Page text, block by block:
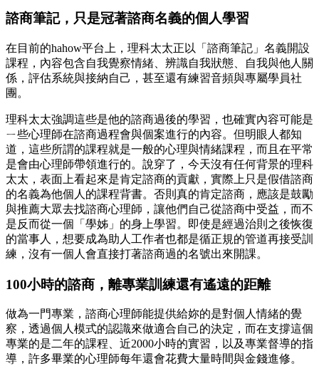
諮商筆記，只是冠著諮商名義的個人學習
在目前的hahow平台上，理科太太正以「諮商筆記」名義開設
課程，內容包含自我覺察情緒、辨識自我狀態、自我與他人關
係，評估系統與接納自己，甚至還有練習音頻與專屬學員社
團。
理科太太強調這些是他的諮商過後的學習，也確實內容可能是
ㄧ些心理師在諮商過程會與個案進行的內容。但明眼人都知
道，這些所謂的課程就是一般的心理與情緒課程，而且在平常
是會由心理師帶領進行的。說穿了，今天沒有任何背景的理科
太太，表面上看起來是肯定諮商的貢獻，實際上只是假借諮商
的名義為他個人的課程背書。否則真的肯定諮商，應該是鼓勵
與推薦大眾去找諮商心理師，讓他們自己從諮商中受益，而不
是反而從一個「學姊」的身上學習。即使是經過治則之後恢復
的當事人，想要成為助人工作者也都是循正規的管道再接受訓
練，沒有一個人會直接打著諮商過的名號出來開課。
100小時的諮商，離專業訓練還有遙遠的距離
做為一門專業，諮商心理師能提供給妳的是對個人情緒的覺
察，透過個人模式的認識來做適合自己的決定，而在支撐這個
專業的是二年的課程、近2000小時的實習，以及專業督導的指
導，許多畢業的心理師每年還會花費大量時間與金錢進修。